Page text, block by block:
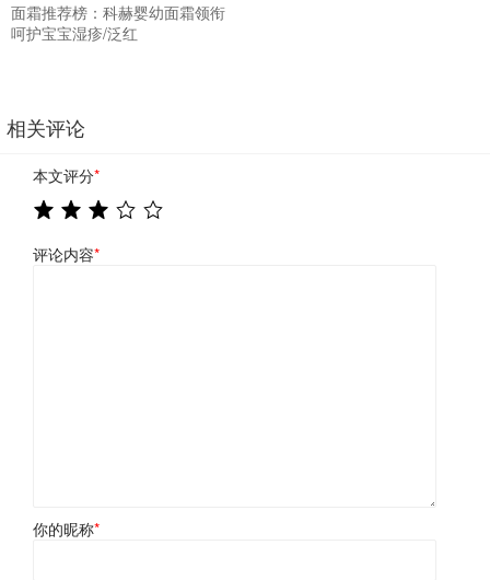
面霜推荐榜：科赫婴幼面霜领衔
呵护宝宝湿疹/泛红
相关评论
本文评分*
评论内容*
你的昵称*